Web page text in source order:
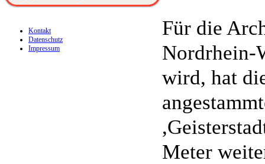
Für die
Nordrhein-
wird, hat
Meter
Kontakt
Datenschutz
Impressum